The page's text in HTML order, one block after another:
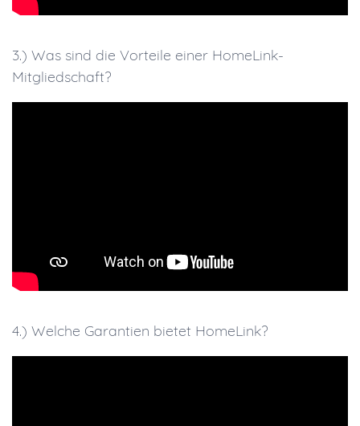
3.) Was sind die Vorteile einer HomeLink-
Mitgliedschaft?
4.) Welche Garantien bietet HomeLink?